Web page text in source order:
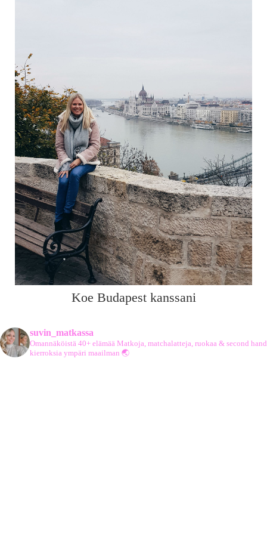
Koe Budapest kanssani
suvin_matkassa
Omannäköistä 40+ elämää Matkoja, matchalatteja, ruokaa & second hand
kierroksia ympäri maailman 🌏